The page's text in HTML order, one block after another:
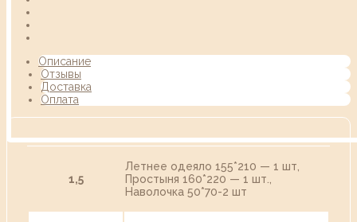
Описание
Отзывы
Доставка
Оплата
1,5
Летнее одеяло 155*210 — 1 шт,
Простыня 160*220 — 1 шт.,
Наволочка 50*70-2 шт